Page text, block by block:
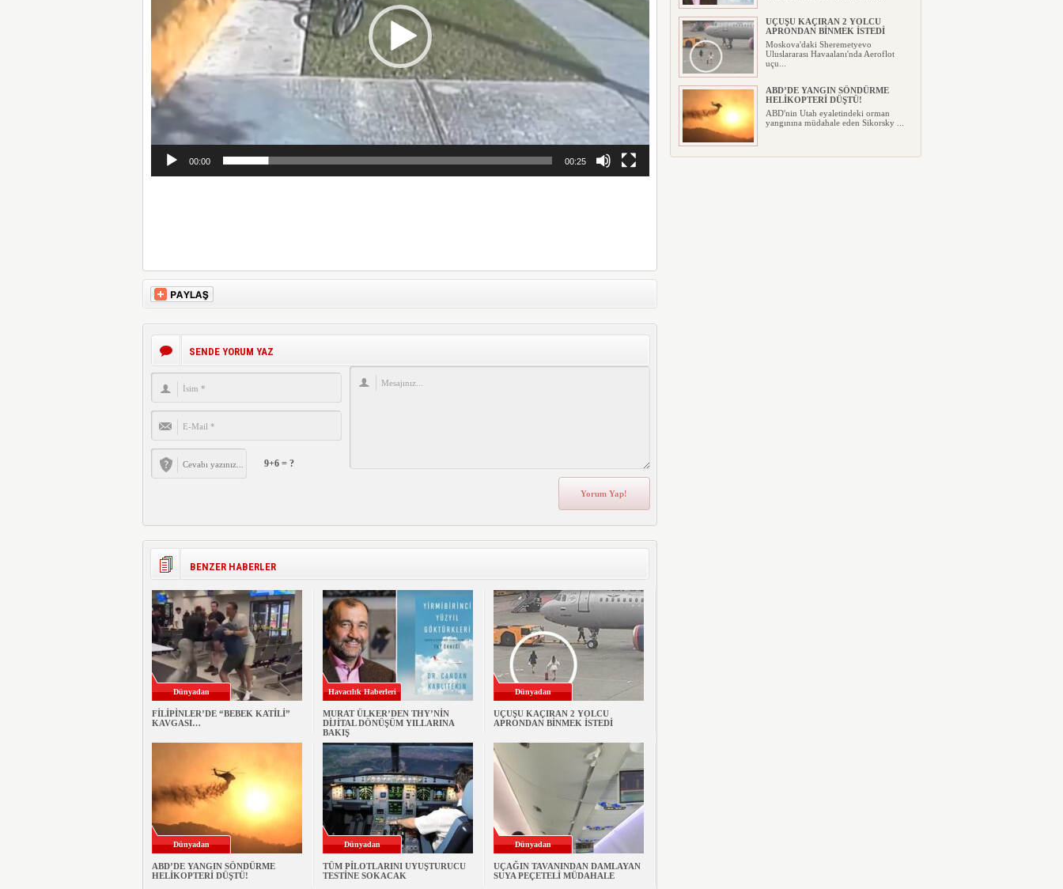
00:00 00:25
SENDE YORUM YAZ
9+6 = ?
BENZER HABERLER
Dünyadan
FİLİPİNLER’DE “BEBEK KATİLİ”
KAVGASI…
Havacılık Haberleri
MURAT ÜLKER’DEN THY’NİN
DİJİTAL DÖNÜŞÜM YILLARINA
BAKIŞ
Dünyadan
UÇUŞU KAÇIRAN 2 YOLCU
APRONDAN BİNMEK İSTEDİ
Dünyadan
ABD’DE YANGIN SÖNDÜRME
HELİKOPTERİ DÜŞTÜ!
Dünyadan
TÜM PİLOTLARINI UYUŞTURUCU
TESTİNE SOKACAK
Dünyadan
UÇAĞIN TAVANINDAN DAMLAYAN
SUYA PEÇETELİ MÜDAHALE
UÇUŞU KAÇIRAN 2 YOLCU
APRONDAN BİNMEK İSTEDİ
Moskova'daki Sheremetyevo
Uluslararası Havaalanı'nda Aeroflot
uçu...
ABD’DE YANGIN SÖNDÜRME
HELİKOPTERİ DÜŞTÜ!
ABD'nin Utah eyaletindeki orman
yangınına müdahale eden Sikorsky ...
TÜM PİLOTLARINI UYUŞTURUCU